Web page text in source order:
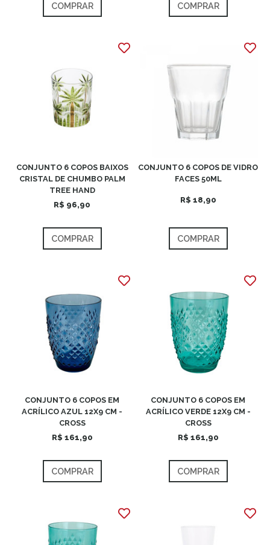
COMPRAR COMPRAR
CONJUNTO 6 COPOS BAIXOS
CRISTAL DE CHUMBO PALM
TREE HAND
R$ 96,90
COMPRAR
CONJUNTO 6 COPOS DE VIDRO
FACES 50ML
R$ 18,90
COMPRAR
CONJUNTO 6 COPOS EM
ACRÍLICO AZUL 12X9 CM -
CROSS
R$ 161,90
COMPRAR
CONJUNTO 6 COPOS EM
ACRÍLICO VERDE 12X9 CM -
CROSS
R$ 161,90
COMPRAR